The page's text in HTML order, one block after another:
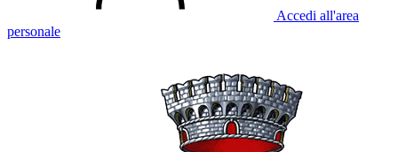
Accedi all'area
personale